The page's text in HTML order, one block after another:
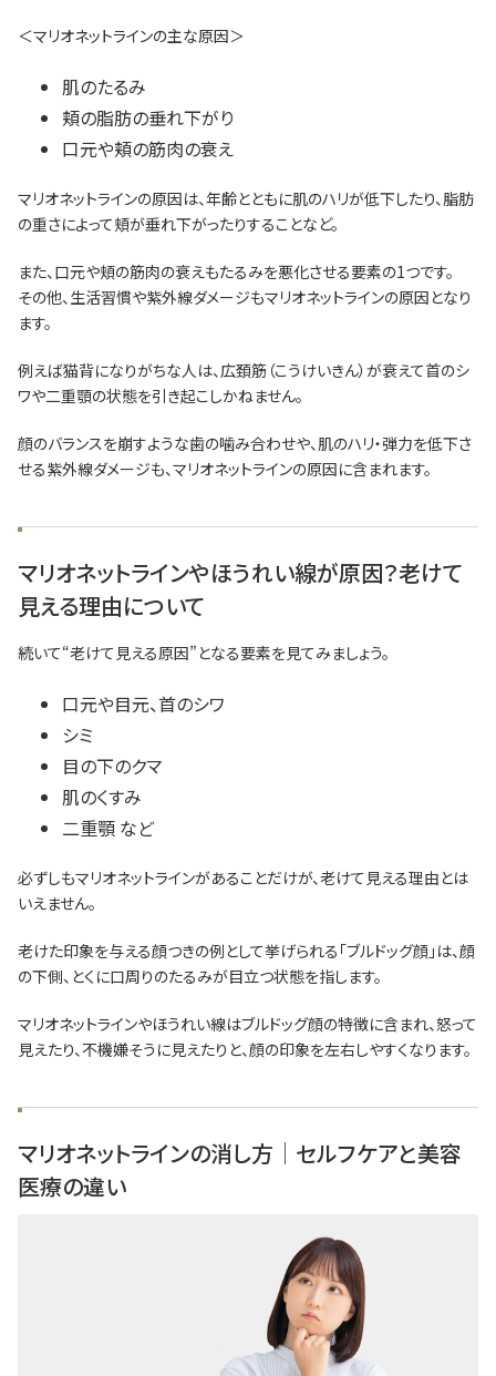
＜マリオネットラインの主な原因＞
肌のたるみ
頬の脂肪の垂れ下がり
口元や頬の筋肉の衰え
マリオネットラインの原因は、年齢とともに肌のハリが低下したり、脂肪
の重さによって頬が垂れ下がったりすることなど。
また、口元や頬の筋肉の衰えもたるみを悪化させる要素の1つです。
その他、生活習慣や紫外線ダメージもマリオネットラインの原因となり
ます。
例えば猫背になりがちな人は、広頚筋（こうけいきん）が衰えて首のシ
ワや二重顎の状態を引き起こしかねません。
顔のバランスを崩すような歯の噛み合わせや、肌のハリ・弾力を低下さ
せる紫外線ダメージも、マリオネットラインの原因に含まれます。
マリオネットラインやほうれい線が原因？老けて
見える理由について
続いて“老けて見える原因”となる要素を見てみましょう。
口元や目元、首のシワ
シミ
目の下のクマ
肌のくすみ
二重顎 など
必ずしもマリオネットラインがあることだけが、老けて見える理由とは
いえません。
老けた印象を与える顔つきの例として挙げられる「ブルドッグ顔」は、顔
の下側、とくに口周りのたるみが目立つ状態を指します。
マリオネットラインやほうれい線はブルドッグ顔の特徴に含まれ、怒って
見えたり、不機嫌そうに見えたりと、顔の印象を左右しやすくなります。
マリオネットラインの消し方│セルフケアと美容
医療の違い